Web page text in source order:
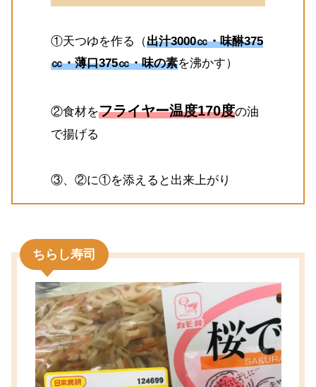
①天つゆを作る（出汁3000㏄・味醂375
㏄・薄口375㏄・味の素を沸かす）
②食材をフライヤー温度170度の油
で揚げる
③、②に①を添えると出来上がり
ちらし寿司